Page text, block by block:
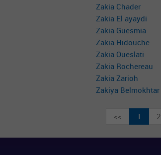
Zakia Chader
Zakia El ayaydi
Zakia Guesmia
Zakia Hidouche
Zakia Oueslati
Zakia Rochereau
Zakia Zarioh
Zakiya Belmokhtar
<< 1 2